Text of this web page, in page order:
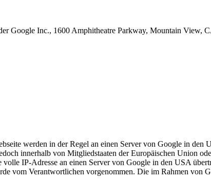
Google Inc., 1600 Amphitheatre Parkway, Mountain View,
werden in der Regel an einen Server von Google in
innerhalb von Mitgliedstaaten der Europäischen Union
IP-Adresse an einen Server von Google in den USA
vom Verantwortlichen vorgenommen. Die im Rahmen von